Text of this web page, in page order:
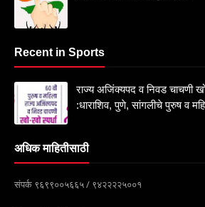
Recent in Sports
राज्य अजिंक्यपद व निवड चाचणी
:धाराशिव, पुणे, सांगलीचे पुरुष व
अधिक माहितीसाठी
संपर्क ९६९९००५६६५ / ९४२२२२५००१